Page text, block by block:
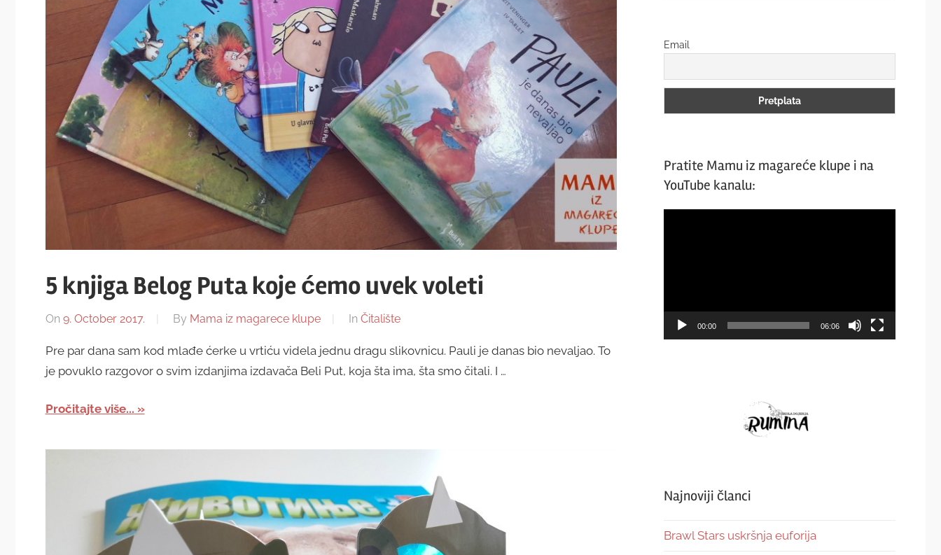
5 knjiga Belog Puta koje ćemo uvek voleti
On 9. October 2017. By Mama iz magarece klupe In Čitalište
Pre par dana sam kod mlađe ćerke u vrtiću videla jednu dragu slikovnicu. Pauli je danas bio nevaljao. To
je povuklo razgovor o svim izdanjima izdavača Beli Put, koja šta ima, šta smo čitali. I …
Pročitajte više...
Email
Pratite Mamu iz magareće klupe i na
YouTube kanalu:
00:00 06:06
Najnoviji članci
Brawl Stars uskršnja euforija